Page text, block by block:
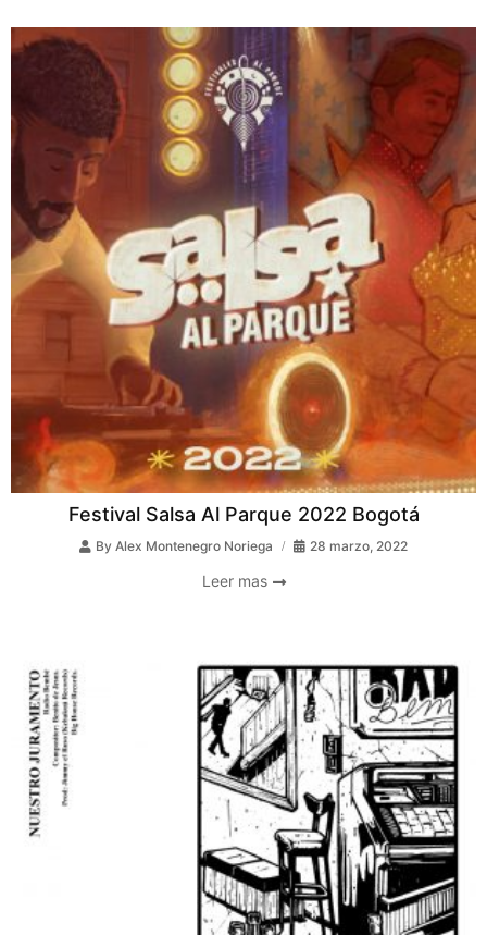
Festival Salsa Al Parque 2022 Bogotá
By Alex Montenegro Noriega 28 marzo, 2022
Leer mas